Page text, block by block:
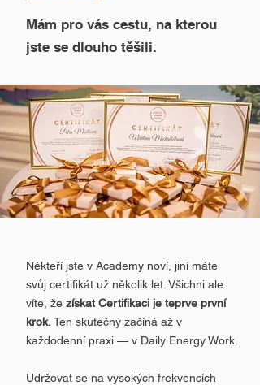
Mám pro vás cestu, na kterou
jste se dlouho těšili.
Někteří jste v Academy noví, jiní máte
svůj certifikát už několik let. Všichni ale
víte, že získat Certifikaci je teprve první
krok.Ten skutečný začíná až v
každodenní praxi — v Daily Energy Work.
Udržovat se na vysokých frekvencích